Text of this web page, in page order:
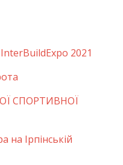
2021
СПОРТИВНОЇ
на Ірпінській